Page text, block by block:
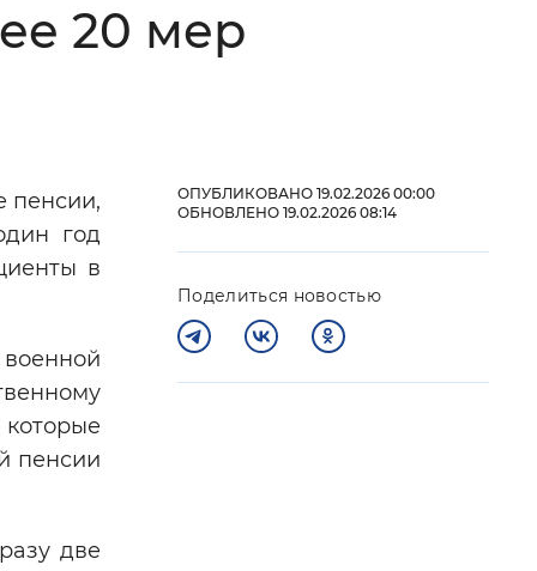
20 мер
пенсии,
год
в
пенсии
две
ОПУБЛИКОВАНО 19.02.2026 00:00
ОБНОВЛЕНО 19.02.2026 08:14
Поделиться новостью